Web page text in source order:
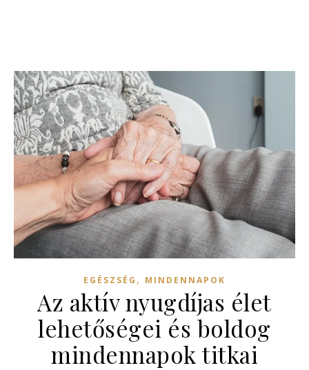
EGÉSZSÉG , MINDENNAPOK
Az aktív nyugdíjas élet
lehetőségei és boldog
mindennapok titkai